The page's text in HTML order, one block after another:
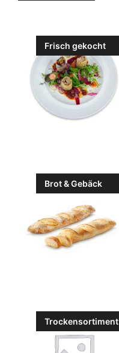
Frisch gekocht
Brot & Gebäck
Trockensortiment